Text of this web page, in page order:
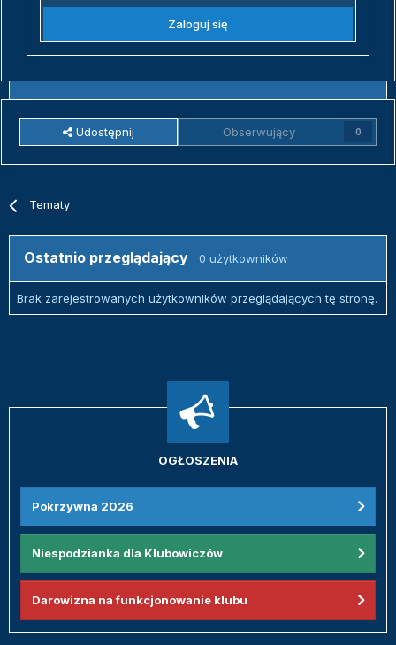
Zaloguj się
Udostępnij Obserwujący 0
Tematy
Ostatnio przeglądający 0 użytkowników
Brak zarejestrowanych użytkowników przeglądających tę stronę.
OGŁOSZENIA
Pokrzywna 2026
Niespodzianka dla Klubowiczów
Darowizna na funkcjonowanie klubu